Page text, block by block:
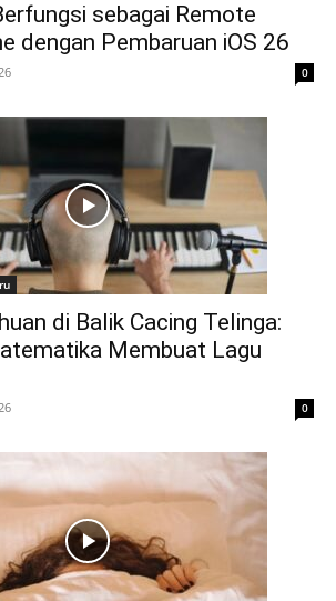
sebagai Remote
dengan Pembaruan iOS 26
0
di Balik Cacing Telinga:
Membuat Lagu
0